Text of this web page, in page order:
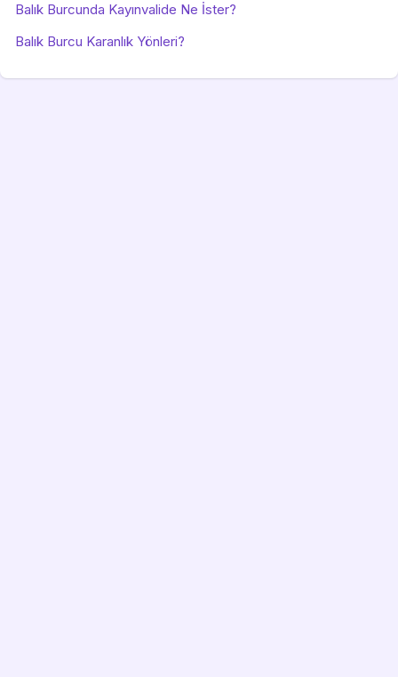
Balık Burcunda Kayınvalide Ne İster?
Balık Burcu Karanlık Yönleri?